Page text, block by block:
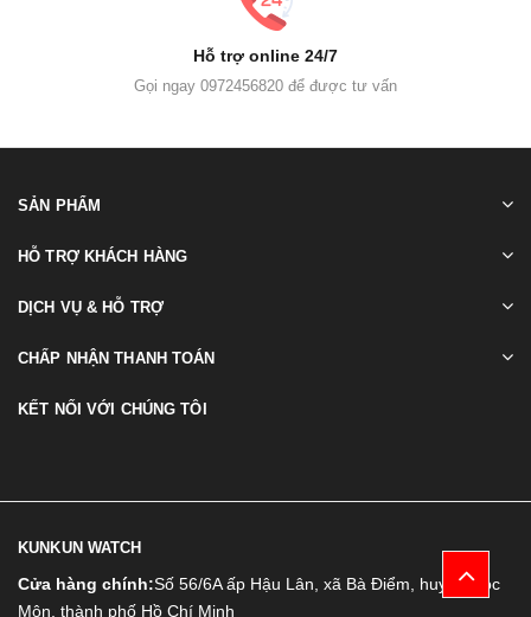
Hỗ trợ online 24/7
Gọi ngay 0972456820 để được tư vấn
SẢN PHẨM
HỖ TRỢ KHÁCH HÀNG
DỊCH VỤ & HỖ TRỢ
CHẤP NHẬN THANH TOÁN
KẾT NỐI VỚI CHÚNG TÔI
KUNKUN WATCH
Cửa hàng chính:Số 56/6A ấp Hậu Lân, xã Bà Điểm, huyện Hóc
Môn, thành phố Hồ Chí Minh